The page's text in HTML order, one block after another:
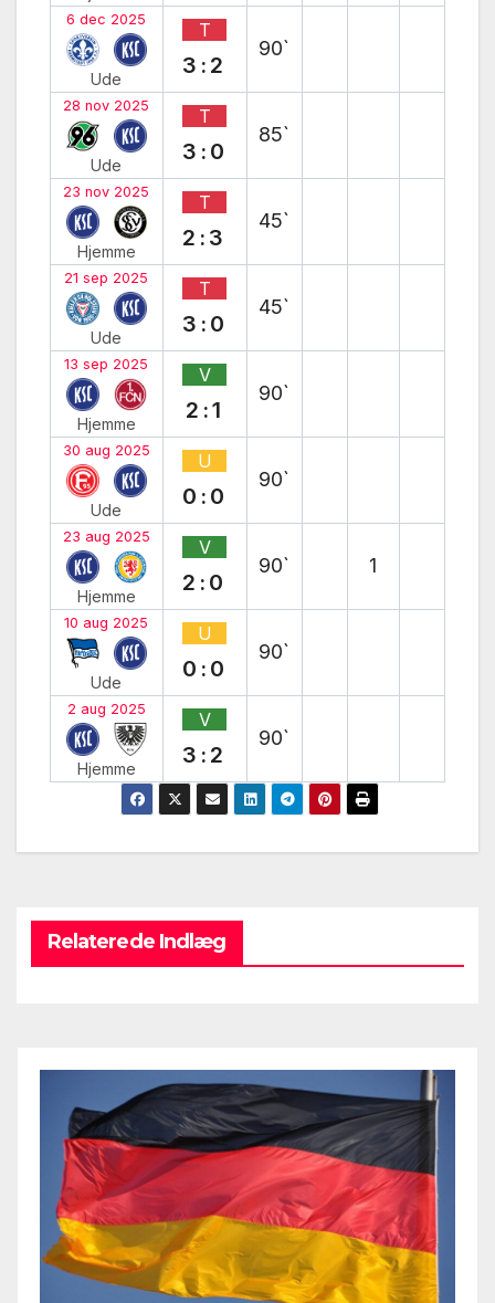
6 dec 2025
Ude
T
3:2
90`
28 nov 2025
Ude
T
3:0
85`
23 nov 2025
Hjemme
T
2:3
45`
21 sep 2025
Ude
T
3:0
45`
13 sep 2025
Hjemme
V
2:1
90`
30 aug 2025
Ude
U
0:0
90`
23 aug 2025
Hjemme
V
2:0
90` 1
10 aug 2025
Ude
U
0:0
90`
2 aug 2025
Hjemme
V
3:2
90`
Relaterede Indlæg